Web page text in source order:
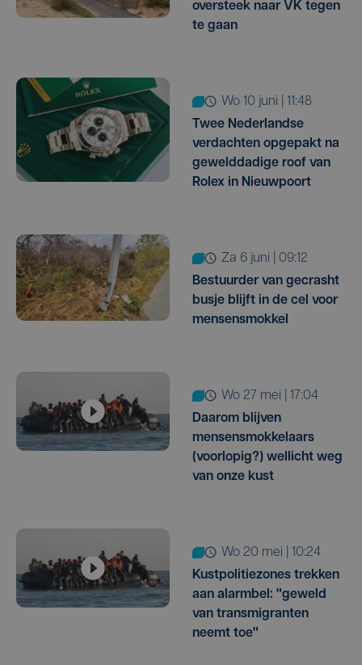
oversteek naar VK tegen
te gaan
wo 10 juni | 11:48
Twee Nederlandse
verdachten opgepakt na
gewelddadige roof van
Rolex in Nieuwpoort
za 6 juni | 09:12
Bestuurder van gecrasht
busje blijft in de cel voor
mensensmokkel
wo 27 mei | 17:04
Daarom blijven
mensensmokkelaars
(voorlopig?) wellicht weg
van onze kust
wo 20 mei | 10:24
Kustpolitiezones trekken
aan alarmbel: "geweld
van transmigranten
neemt toe"